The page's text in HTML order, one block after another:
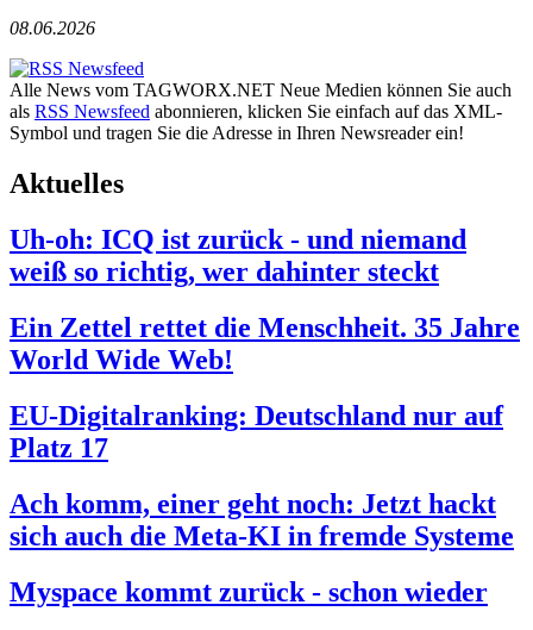
08.06.2026
Alle News vom TAGWORX.NET Neue Medien können Sie auch
als RSS Newsfeed abonnieren, klicken Sie einfach auf das XML-
Symbol und tragen Sie die Adresse in Ihren Newsreader ein!
Aktuelles
Uh-oh: ICQ ist zurück - und niemand
weiß so richtig, wer dahinter steckt
Ein Zettel rettet die Menschheit. 35 Jahre
World Wide Web!
EU-Digitalranking: Deutschland nur auf
Platz 17
Ach komm, einer geht noch: Jetzt hackt
sich auch die Meta-KI in fremde Systeme
Myspace kommt zurück - schon wieder